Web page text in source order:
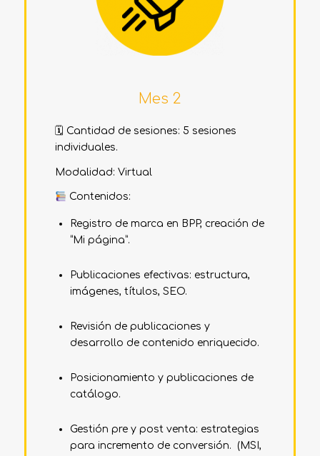
Mes 2
🗓 Cantidad de sesiones: 5 sesiones
individuales.
Modalidad: Virtual
Contenidos:
Registro de marca en BPP, creación de
“Mi página”.
Publicaciones efectivas: estructura,
imágenes, títulos, SEO.
Revisión de publicaciones y
desarrollo de contenido enriquecido.
Posicionamiento y publicaciones de
catálogo.
Gestión pre y post venta: estrategias
para incremento de conversión. (MSI,